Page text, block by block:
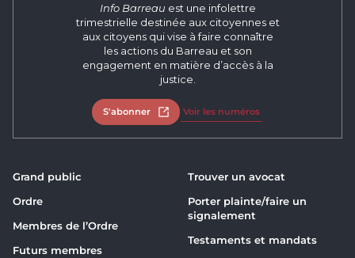
Info Barreau est une infolettre
trimestrielle destinée aux citoyennes et
aux citoyens qui vise à faire connaître
les actions du Barreau et son
engagement en matière d’accès à la
justice.
S'abonner Ouvrir dans un nouvel onglet
Voir les numéros
Grand public
Ordre
Membres de l’Ordre
Futurs membres
Trouver un avocat
Porter plainte/faire un
signalement
Testaments et mandats